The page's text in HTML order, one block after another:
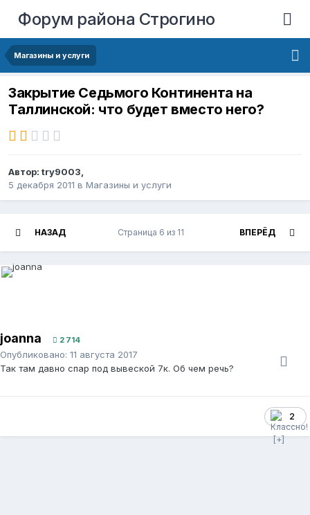
Форум района Строгино
Магазины и услуги
Закрытие Седьмого Континента на
Таллинской: что будет вместо него?
Автор: try9003,
5 декабря 2011 в Магазины и услуги
НАЗАД ВПЕРЁД
Страница 6 из 11
joanna 2 714
Опубликовано: 11 августа 2017
Так там давно спар под вывеской 7к. Об чем речь?
2